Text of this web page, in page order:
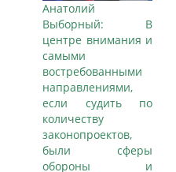
Анатолий
Выборный: В
центре внимания и
самыми
востребованными
направлениями,
если судить по
количеству
законопроектов,
были сферы
обороны и